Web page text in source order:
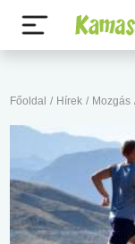
Főoldal / Hírek / Mozgás